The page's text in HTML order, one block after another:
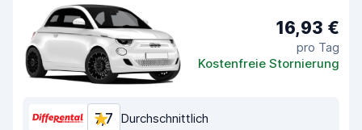
16,93 €
pro Tag
Kostenfreie Stornierung
7,7 Durchschnittlich